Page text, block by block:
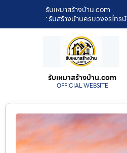
รับเหมาสร้างบ้าน.com
: รับสร้างบ้านครบวงจรไท
รับเหมาสร้างบ้าน.com
OFFICIAL WEBSITE